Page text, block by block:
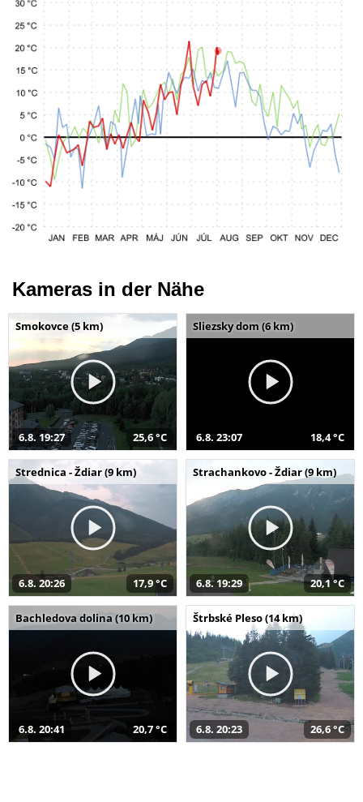
Kameras in der Nähe
Smokovce (5 km)
6.8. 19:27 25,6 °C
Sliezsky dom (6 km)
6.8. 23:07 18,4 °C
Strednica - Ždiar (9 km)
6.8. 20:26 17,9 °C
Strachankovo - Ždiar (9 km)
6.8. 19:29 20,1 °C
Bachledova dolina (10 km)
6.8. 20:41 20,7 °C
Štrbské Pleso (14 km)
6.8. 20:23 26,6 °C